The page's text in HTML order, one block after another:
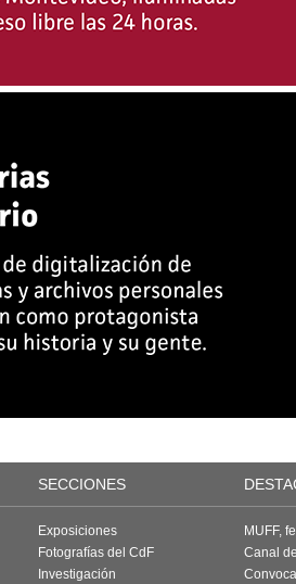
SECCIONES
Exposiciones
Fotografías del CdF
Investigación
MUFF,
Canal